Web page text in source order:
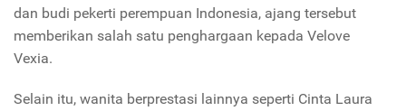
dan budi pekerti perempuan Indonesia, ajang tersebut
memberikan salah satu penghargaan kepada Velove
Vexia.
Selain itu, wanita berprestasi lainnya seperti Cinta Laura